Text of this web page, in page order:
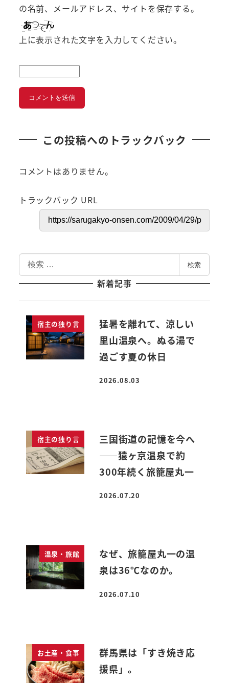
の名前、メールアドレス、サイトを保存する。
上に表示された文字を入力してください。
この投稿へのトラックバック
コメントはありません。
トラックバック URL
索
検索
新着記事
宿主の独り言
猛暑を離れて、涼しい
里山温泉へ。ぬる湯で
過ごす夏の休日
投稿日
2026.08.03
宿主の独り言
三国街道の記憶を今へ
――猿ヶ京温泉で約
300年続く旅籠屋丸一
投稿日
2026.07.20
温泉・旅館
なぜ、旅籠屋丸一の温
泉は36℃なのか。
投稿日
2026.07.10
お土産・食事
群馬県は「すき焼き応
援県」。